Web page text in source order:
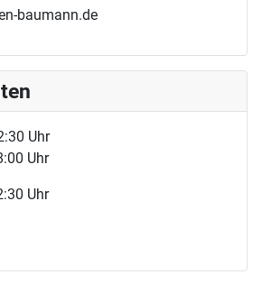
baumann.de
Uhr
Uhr
Uhr